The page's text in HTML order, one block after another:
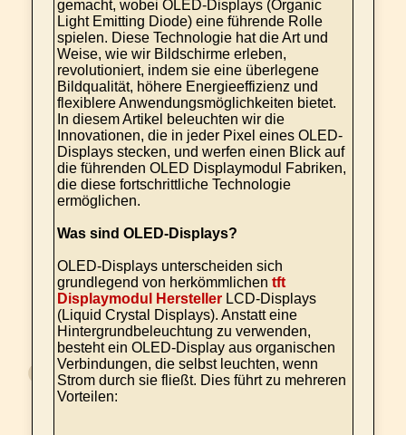
gemacht, wobei OLED-Displays (Organic
Light Emitting Diode) eine führende Rolle
spielen. Diese Technologie hat die Art und
Weise, wie wir Bildschirme erleben,
revolutioniert, indem sie eine überlegene
Bildqualität, höhere Energieeffizienz und
flexiblere Anwendungsmöglichkeiten bietet.
In diesem Artikel beleuchten wir die
Innovationen, die in jeder Pixel eines OLED-
Displays stecken, und werfen einen Blick auf
die führenden OLED Displaymodul Fabriken,
die diese fortschrittliche Technologie
ermöglichen.
Was sind OLED-Displays?
OLED-Displays unterscheiden sich
grundlegend von herkömmlichen tft
Displaymodul Hersteller LCD-Displays
(Liquid Crystal Displays). Anstatt eine
Hintergrundbeleuchtung zu verwenden,
besteht ein OLED-Display aus organischen
Verbindungen, die selbst leuchten, wenn
Strom durch sie fließt. Dies führt zu mehreren
Vorteilen: